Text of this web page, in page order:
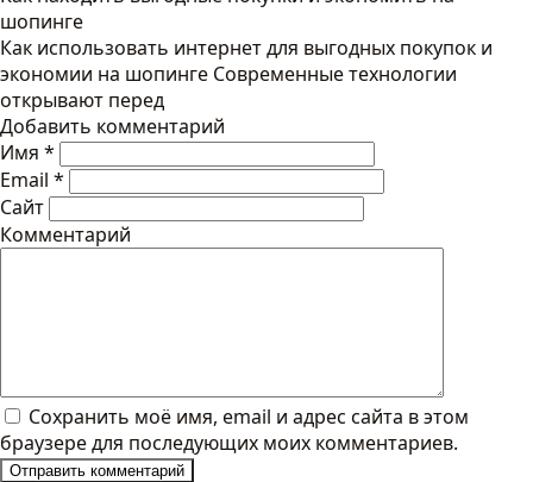
шопинге
Как использовать интернет для выгодных покупок и
экономии на шопинге Современные технологии
открывают перед
Добавить комментарий
Имя *
Email *
Сайт
Комментарий
Сохранить моё имя, email и адрес сайта в этом
браузере для последующих моих комментариев.